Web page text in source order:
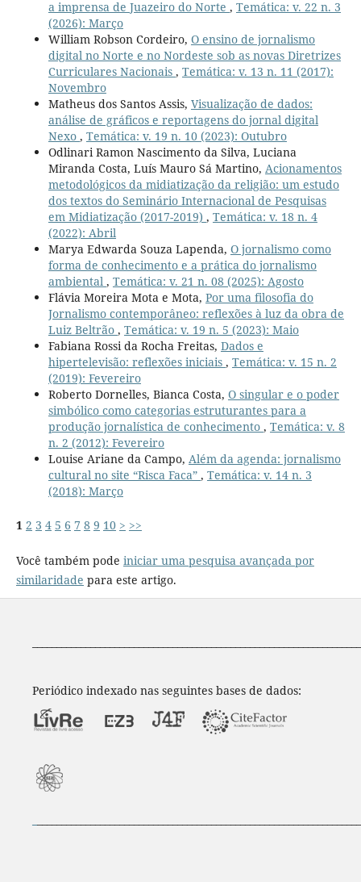
a imprensa de Juazeiro do Norte , Temática: v. 22 n. 3
(2026): Março
William Robson Cordeiro, O ensino de jornalismo
digital no Norte e no Nordeste sob as novas Diretrizes
Curriculares Nacionais , Temática: v. 13 n. 11 (2017):
Novembro
Matheus dos Santos Assis, Visualização de dados:
análise de gráficos e reportagens do jornal digital
Nexo , Temática: v. 19 n. 10 (2023): Outubro
Odlinari Ramon Nascimento da Silva, Luciana
Miranda Costa, Luís Mauro Sá Martino, Acionamentos
metodológicos da midiatização da religião: um estudo
dos textos do Seminário Internacional de Pesquisas
em Midiatização (2017-2019) , Temática: v. 18 n. 4
(2022): Abril
Marya Edwarda Souza Lapenda, O jornalismo como
forma de conhecimento e a prática do jornalismo
ambiental , Temática: v. 21 n. 08 (2025): Agosto
Flávia Moreira Mota e Mota, Por uma filosofia do
Jornalismo contemporâneo: reflexões à luz da obra de
Luiz Beltrão , Temática: v. 19 n. 5 (2023): Maio
Fabiana Rossi da Rocha Freitas, Dados e
hipertelevisão: reflexões iniciais , Temática: v. 15 n. 2
(2019): Fevereiro
Roberto Dornelles, Bianca Costa, O singular e o poder
simbólico como categorias estruturantes para a
produção jornalística de conhecimento , Temática: v. 8
n. 2 (2012): Fevereiro
Louise Ariane da Campo, Além da agenda: jornalismo
cultural no site “Risca Faca” , Temática: v. 14 n. 3
(2018): Março
1 2 3 4 5 6 7 8 9 10 > >>
Você também pode iniciar uma pesquisa avançada por
similaridade para este artigo.
Periódico indexado nas seguintes bases de dados: